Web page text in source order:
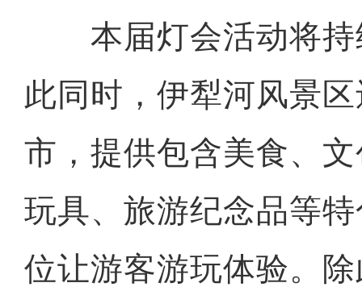
本届灯会活动将持
此同时，伊犁河风景
市，提供包含美食、
玩具、旅游纪念品等
位让游客游玩体验。